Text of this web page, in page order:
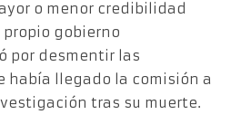
o menor credibilidad
gobierno
por desmentir las
había llegado la comisión a
tras su muerte.